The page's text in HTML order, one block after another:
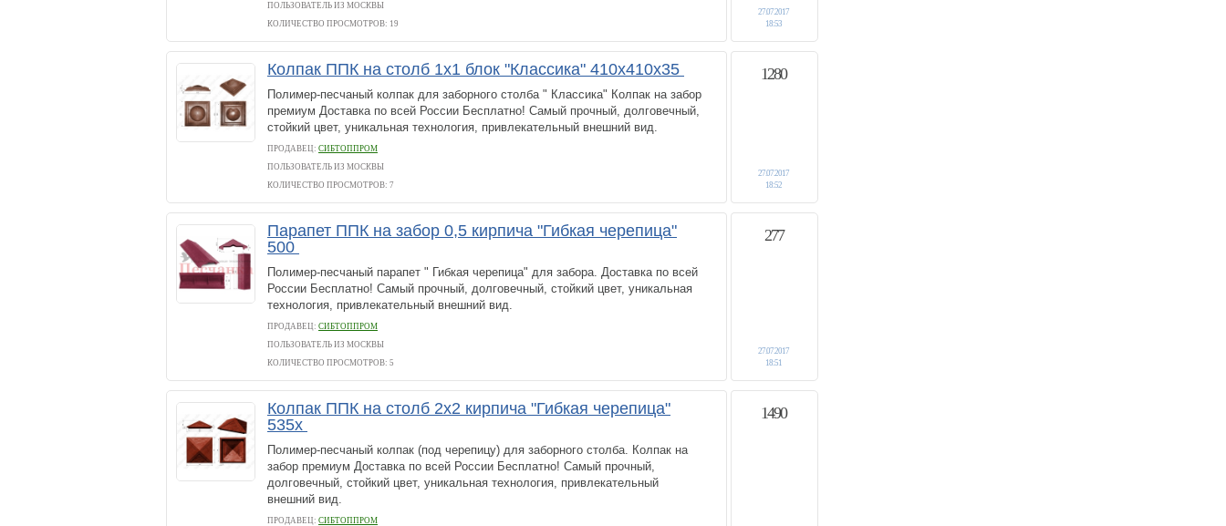
ПОЛЬЗОВАТЕЛЬ ИЗ МОСКВЫ
КОЛИЧЕСТВО ПРОСМОТРОВ: 19
27.07.2017
18:53
Колпак ППК на столб 1х1 блок "Классика" 410х410х35
Полимер-песчаный колпак для заборного столба " Классика" Колпак на забор
премиум Доставка по всей России Бесплатно! Самый прочный, долговечный,
стойкий цвет, уникальная технология, привлекательный внешний вид.
ПРОДАВЕЦ: СИБТОППРОМ
ПОЛЬЗОВАТЕЛЬ ИЗ МОСКВЫ
КОЛИЧЕСТВО ПРОСМОТРОВ: 7
1280
27.07.2017
18:52
Парапет ППК на забор 0,5 кирпича "Гибкая черепица"
500
Полимер-песчаный парапет " Гибкая черепица" для забора. Доставка по всей
России Бесплатно! Самый прочный, долговечный, стойкий цвет, уникальная
технология, привлекательный внешний вид.
ПРОДАВЕЦ: СИБТОППРОМ
ПОЛЬЗОВАТЕЛЬ ИЗ МОСКВЫ
КОЛИЧЕСТВО ПРОСМОТРОВ: 5
277
27.07.2017
18:51
Колпак ППК на столб 2х2 кирпича "Гибкая черепица"
535х
Полимер-песчаный колпак (под черепицу) для заборного столба. Колпак на
забор премиум Доставка по всей России Бесплатно! Самый прочный,
долговечный, стойкий цвет, уникальная технология, привлекательный
внешний вид.
ПРОДАВЕЦ: СИБТОППРОМ
1490